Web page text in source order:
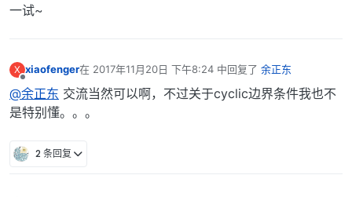
一试~
X
离线
xiaofenger在 2017年11月20日 下午8:24 中回复了 余正东
最后由 编辑
@余正东 交流当然可以啊，不过关于cyclic边界条件我也不
是特别懂。。。
2 条回复